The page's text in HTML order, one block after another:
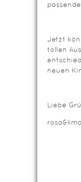
Jetzt
tollen
neuen
Liebe